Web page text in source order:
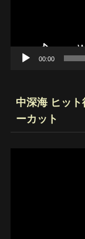
00:00
中深海 ヒッ
ーカット